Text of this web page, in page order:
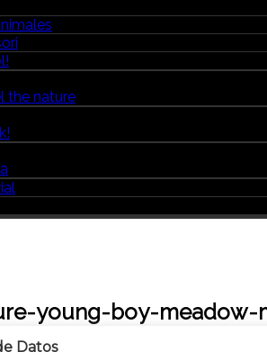
the nature
young-boy-meadow-
Datos